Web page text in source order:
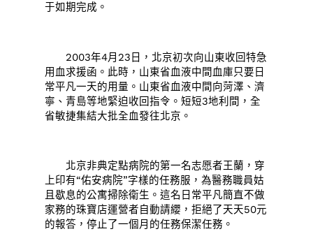
于如期完成。
2003年4月23日，北京初次向山東收回特急
用血求援函。此時，山東省血液中間血庫只要日
常平凡一天的用量。山東省血液中間向菏澤、濟
寧、青島等地緊迫收回指令。短短3地利間，全
省敏捷集結大批全血發往北京。
北京非典定點病院的第一名志愿者王蘭，穿
上印有“佑安病院”字樣的任務服，為醫務職員姑
且歇息的公寓掃除衛生。這名日常平凡簡直不做
家務的珠寶店運營者自動請纓，拒絕了天天50元
的報答，停止了一個月的任務保潔任務。